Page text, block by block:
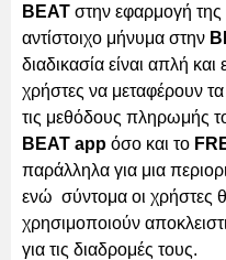
BEAT στην εφαρμογή της
αντίστοιχο μήνυμα στην
διαδικασία είναι απλή
χρήστες να μεταφέρουν
τις μεθόδους πληρωμής
BEAT app όσο και το
παράλληλα για μια
ενώ σύντομα οι χρήστες
χρησιμοποιούν
για τις διαδρομές τους.